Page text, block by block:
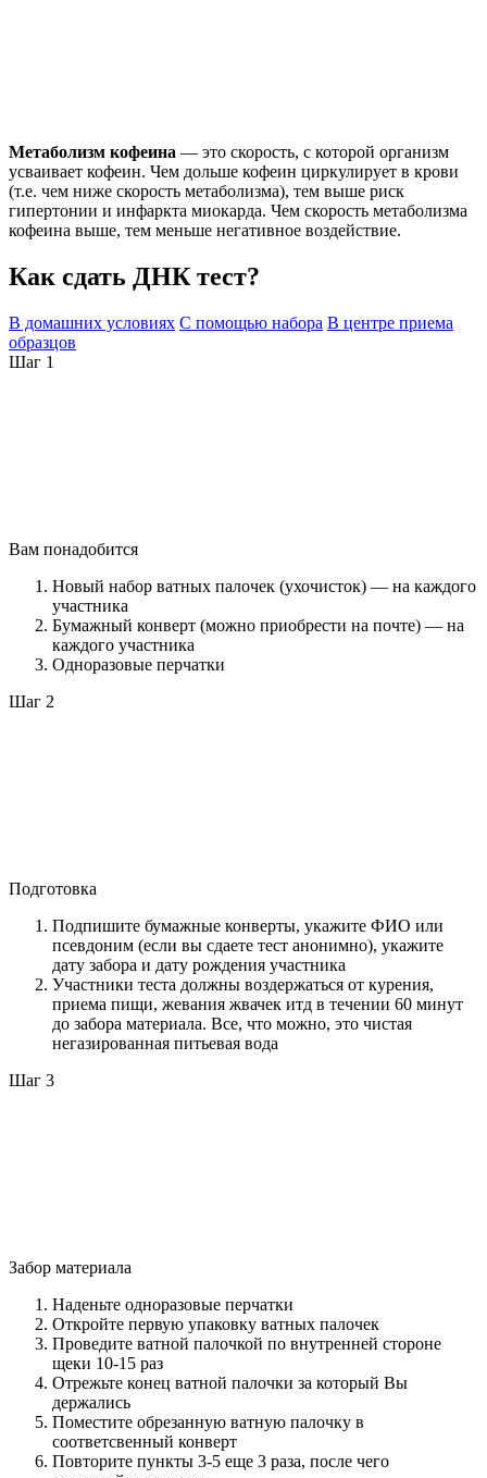
Метаболизм кофеина — это скорость, с которой организм
усваивает кофеин. Чем дольше кофеин циркулирует в крови
(т.е. чем ниже скорость метаболизма), тем выше риск
гипертонии и инфаркта миокарда. Чем скорость метаболизма
кофеина выше, тем меньше негативное воздействие.
Как сдать ДНК тест?
В домашних условиях С помощью набора В центре приема
образцов
Шаг 1
Вам понадобится
Новый набор ватных палочек (ухочисток) — на каждого
участника
Бумажный конверт (можно приобрести на почте) — на
каждого участника
Одноразовые перчатки
Шаг 2
Подготовка
Подпишите бумажные конверты, укажите ФИО или
псевдоним (если вы сдаете тест анонимно), укажите
дату забора и дату рождения участника
Участники теста должны воздержаться от курения,
приема пищи, жевания жвачек итд в течении 60 минут
до забора материала. Все, что можно, это чистая
негазированная питьевая вода
Шаг 3
Забор материала
Наденьте одноразовые перчатки
Откройте первую упаковку ватных палочек
Проведите ватной палочкой по внутренней стороне
щеки 10-15 раз
Отрежьте конец ватной палочки за который Вы
держались
Поместите обрезанную ватную палочку в
соответсвенный конверт
Повторите пункты 3-5 еще 3 раза, после чего